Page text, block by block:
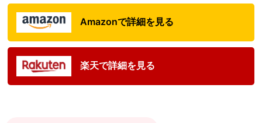
Amazonで詳細を見る
楽天で詳細を見る